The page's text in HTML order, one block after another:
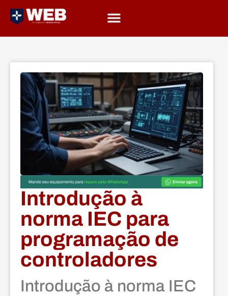
Introdução à
norma IEC para
programação de
controladores
Introdução à norma IEC